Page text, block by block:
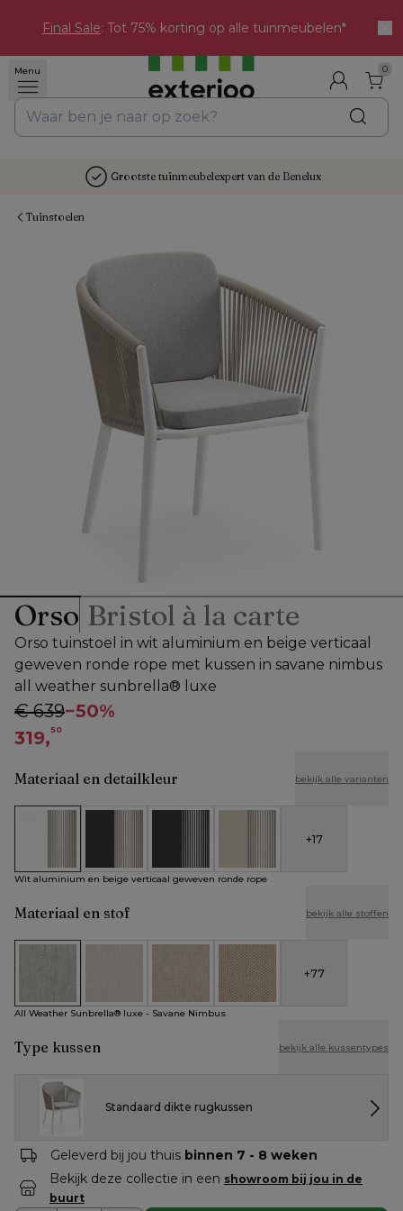
Final Sale: Tot 75% korting op alle tuinmeubelen*
Menu 0
Grootste tuinmeubelexpert van de Benelux
Tuinstoelen
Orso Bristol à la carte
Orso tuinstoel in wit aluminium en beige verticaal
geweven ronde rope met kussen in savane nimbus
all weather sunbrella® luxe
€ 639−50%
319,50
Materiaal en detailkleur bekijk alle varianten
Wit aluminium en beige verticaal geweven ronde rope
Zwart aluminium en beige verticaal geweven
Zwart aluminium en zwart verticaal
Beige aluminium en beige
+17
Wit aluminium en beige verticaal geweven ronde rope
Materiaal en stof bekijk alle stoffen
All Weather Sunbrella® luxe - Savane Nimbus
All Weather Cosytica - Althea Off White
All Weather Cosytica - Althea Chalk
All Weather Cosytica - Althea
+77
All Weather Sunbrella® luxe - Savane Nimbus
Type kussen bekijk alle kussentypes
Standaard dikte rugkussen
Geleverd bij jou thuis binnen 7 - 8 weken
Bekijk deze collectie in een showroom bij jou in de
buurt